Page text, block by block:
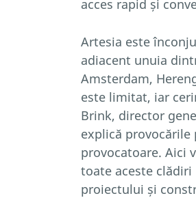
acces rapid și
Artesia este
adiacent unuia
Amsterdam,
este limitat, iar
Brink, director
explică
provocatoare. Aici
toate aceste
proiectului și